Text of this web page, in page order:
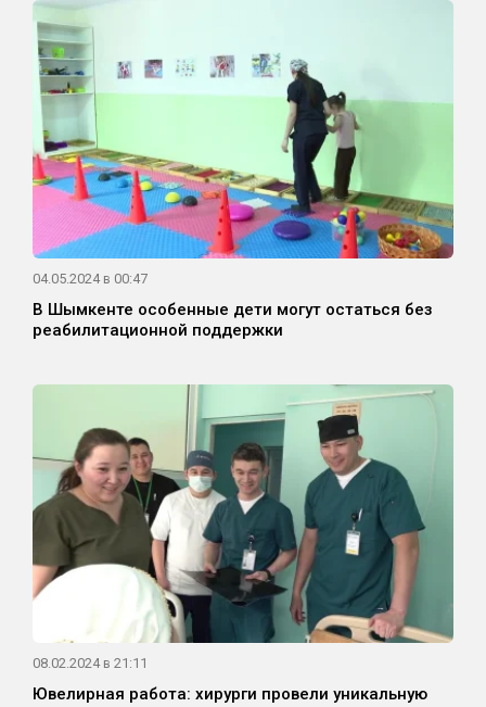
04.05.2024 в 00:47
В Шымкенте особенные дети могут остаться без
реабилитационной поддержки
08.02.2024 в 21:11
Ювелирная работа: хирурги провели уникальную